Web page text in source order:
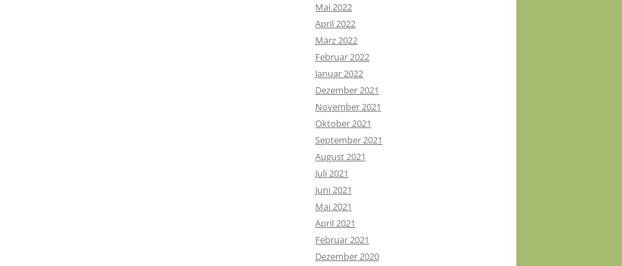
Mai 2022
April 2022
März 2022
Februar 2022
Januar 2022
Dezember 2021
November 2021
Oktober 2021
September 2021
August 2021
Juli 2021
Juni 2021
Mai 2021
April 2021
Februar 2021
Dezember 2020